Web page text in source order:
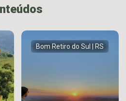
Bom Retiro do Sul | RS